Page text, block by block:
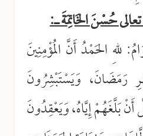
حُسْنَ الخَاتِمَةَ ـ:
للهِ الحَمْدُ أَنَّ المُؤْمِنِينَ
رَمَضَانَ، وَيَسْتَبْشِرُونَ
بَلَّغَهُمْ إِيَّاهُ، وَيَعْقِدُونَ